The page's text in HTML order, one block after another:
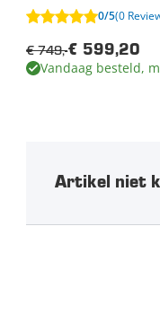
0/5(0
€ 599,20
€ 749,-
Vandaag besteld,
Artikel niet